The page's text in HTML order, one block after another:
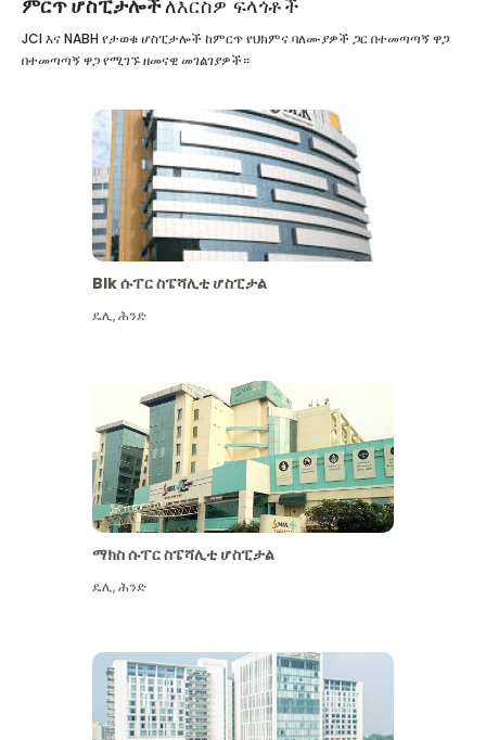
ምርጥ ሆስፒታሎችለእርስዎ ፍላጎቶች
JCI እና NABH የታወቁ ሆስፒታሎች ከምርጥ የህክምና ባለሙያዎች ጋር በተመጣጣኝ ዋጋ
በተመጣጣኝ ዋጋ የሚገኙ ዘመናዊ መገልገያዎች።
Blk ሱፐር ስፔሻሊቲ ሆስፒታል
ዴሊ,ሕንድ
ማክስ ሱፐር ስፔሻሊቲ ሆስፒታል
ዴሊ,ሕንድ